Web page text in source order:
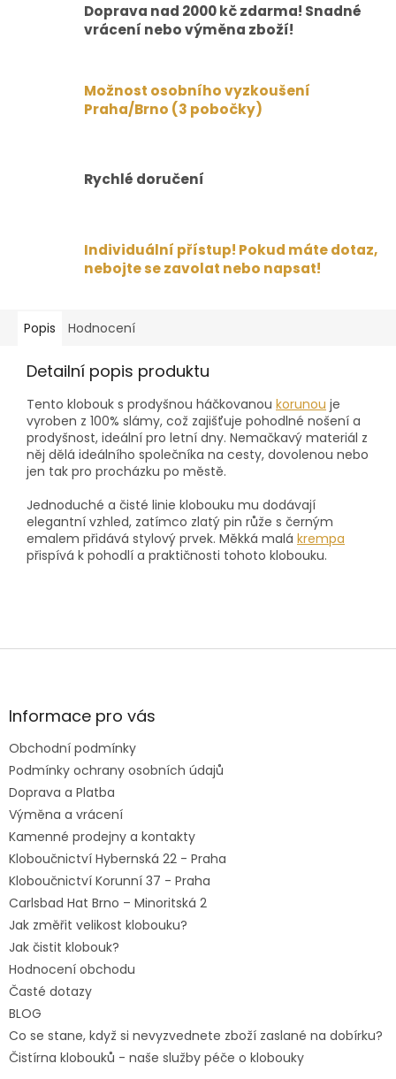
Doprava nad 2000 kč zdarma! Snadné
vrácení nebo výměna zboží!
Možnost osobního vyzkoušení
Praha/Brno (3 pobočky)
Rychlé doručení
Individuální přístup! Pokud máte dotaz,
nebojte se zavolat nebo napsat!
Popis Hodnocení
Detailní popis produktu
Tento klobouk s prodyšnou háčkovanou korunou je
vyroben z 100% slámy, což zajišťuje pohodlné nošení a
prodyšnost, ideální pro letní dny. Nemačkavý materiál z
něj dělá ideálního společníka na cesty, dovolenou nebo
jen tak pro procházku po městě.
Jednoduché a čisté linie klobouku mu dodávají
elegantní vzhled, zatímco zlatý pin růže s černým
emalem přidává stylový prvek. Měkká malá krempa
přispívá k pohodlí a praktičnosti tohoto klobouku.
Z
aInformace pro vás
Obchodní podmínky
Podmínky ochrany osobních údajů
Doprava a Platba
Výměna a vrácení
Kamenné prodejny a kontakty
Kloboučnictví Hybernská 22 - Praha
Kloboučnictví Korunní 37 - Praha
Carlsbad Hat Brno – Minoritská 2
Jak změřit velikost klobouku?
Jak čistit klobouk?
Hodnocení obchodu
Časté dotazy
BLOG
Co se stane, když si nevyzvednete zboží zaslané na dobírku?
Čistírna klobouků - naše služby péče o klobouky